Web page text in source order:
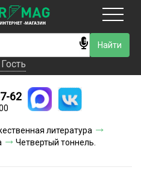
Гость
доставки
оплаты
62
литература
Четвертый тоннель.